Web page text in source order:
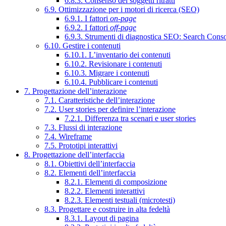
6.9. Ottimizzazione per i motori di ricerca (SEO)
6.9.1. I fattori on-page
6.9.2. I fattori off-page
6.9.3. Strumenti di diagnostica SEO: Search
6.10. Gestire i contenuti
6.10.1. L’inventario dei contenuti
6.10.2. Revisionare i contenuti
6.10.3. Migrare i contenuti
6.10.4. Pubblicare i contenuti
7. Progettazione dell’interazione
7.1. Caratteristiche dell’interazione
7.2. User stories per definire l’interazione
7.2.1. Differenza tra scenari e user stories
7.3. Flussi di interazione
7.4. Wireframe
7.5. Prototipi interattivi
8. Progettazione dell’interfaccia
8.1. Obiettivi dell’interfaccia
8.2. Elementi dell’interfaccia
8.2.1. Elementi di composizione
8.2.2. Elementi interattivi
8.2.3. Elementi testuali (microtesti)
8.3. Progettare e costruire in alta fedeltà
8.3.1. Layout di pagina